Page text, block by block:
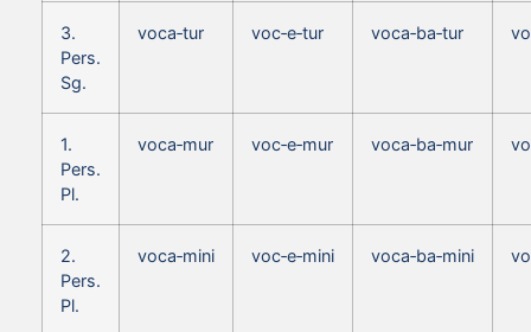
3.
Pers.
Sg.
voca‑tur voc‑e‑tur voca‑ba‑tur
1.
Pers.
Pl.
voca‑mur voc‑e‑mur voca‑ba‑mur
2.
Pers.
Pl.
voca‑mini voc‑e‑mini voca‑ba‑mini